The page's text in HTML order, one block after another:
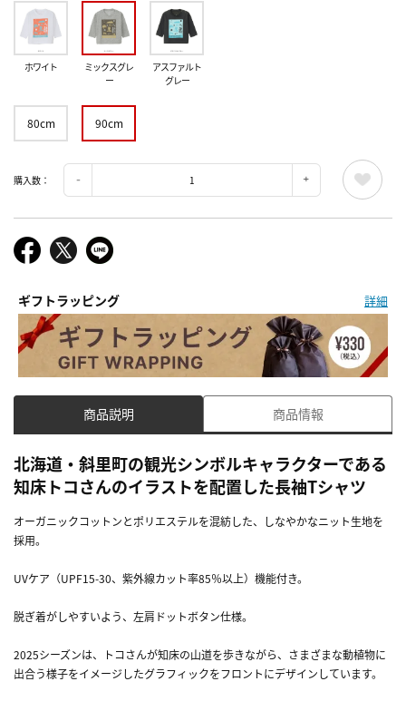
ホワイト
ミックスグレ
ー
アスファルト
グレー
80cm 90cm
購入数：
ギフトラッピング 詳細
商品説明 商品情報
北海道・斜里町の観光シンボルキャラクターである
知床トコさんのイラストを配置した長袖Tシャツ
オーガニックコットンとポリエステルを混紡した、しなやかなニット生地を
採用。
UVケア（UPF15-30、紫外線カット率85％以上）機能付き。
脱ぎ着がしやすいよう、左肩ドットボタン仕様。
2025シーズンは、トコさんが知床の山道を歩きながら、さまざまな動植物に
出合う様子をイメージしたグラフィックをフロントにデザインしています。